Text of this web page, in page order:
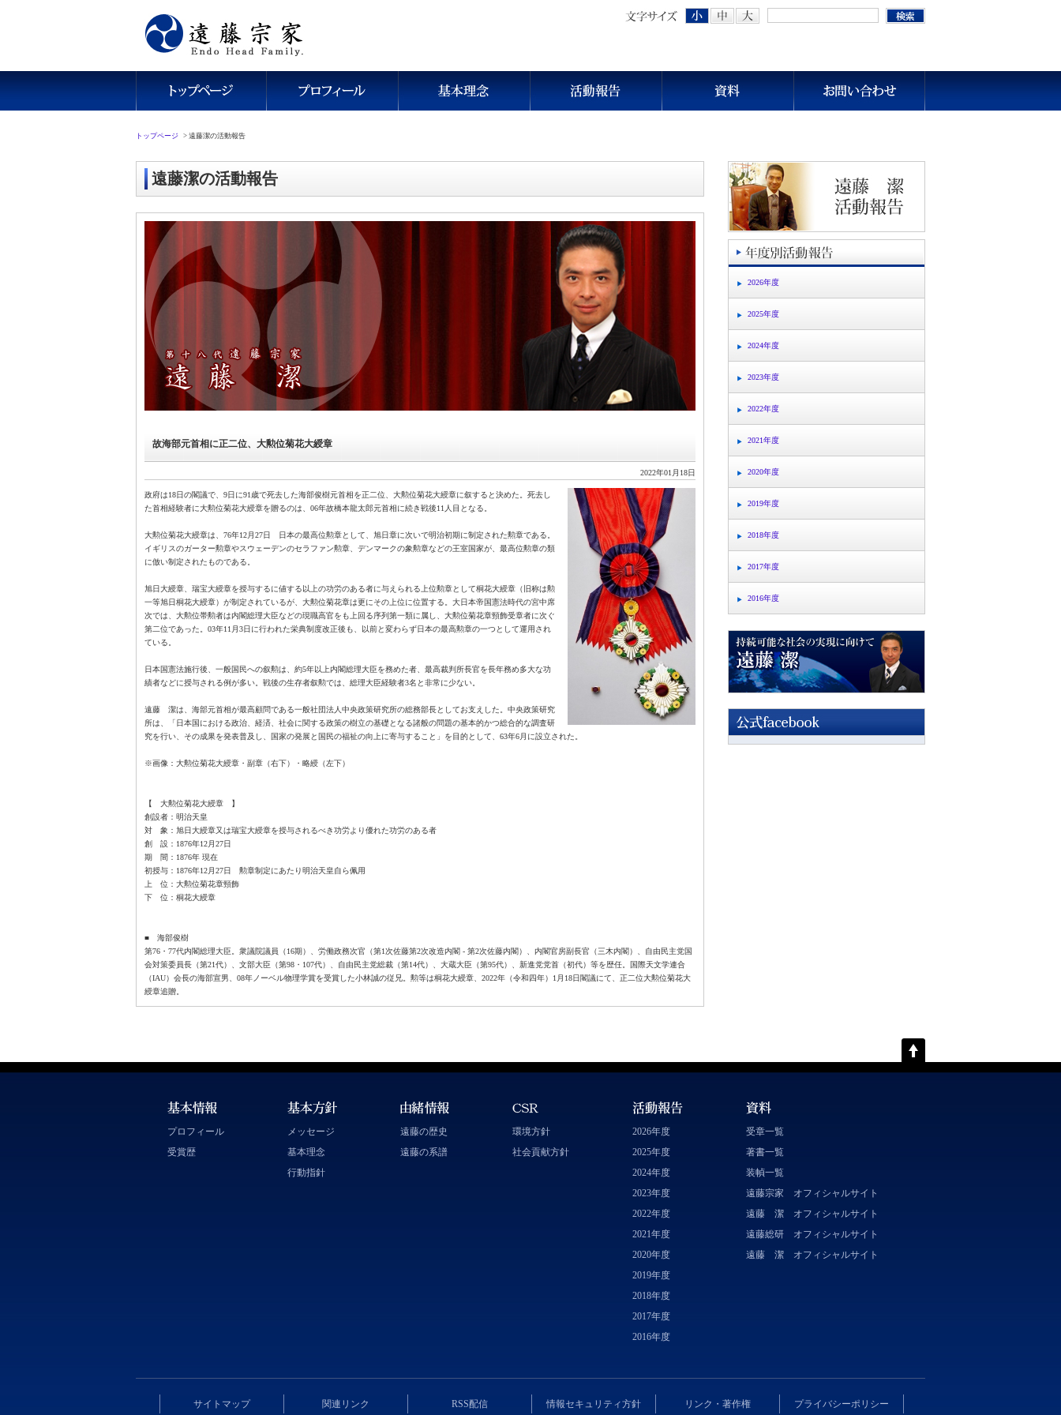
トップページ > 遠藤潔の活動報告
2026年度
2025年度
2024年度
2023年度
2022年度
2021年度
2020年度
2019年度
2018年度
2017年度
2016年度
遠藤潔の活動報告
故海部元首相に正二位、大勲位菊花大綬章
2022年01月18日
政府は18日の閣議で、9日に91歳で死去した海部俊樹元首相を正二位、大勲位菊花大綬章に叙すると決めた。死去し
た首相経験者に大勲位菊花大綬章を贈るのは、06年故橋本龍太郎元首相に続き戦後11人目となる。
大勲位菊花大綬章は、76年12月27日 日本の最高位勲章として、旭日章に次いで明治初期に制定された勲章である。
イギリスのガーター勲章やスウェーデンのセラファン勲章、デンマークの象勲章などの王室国家が、最高位勲章の類
に倣い制定されたものである。
旭日大綬章、瑞宝大綬章を授与するに値する以上の功労のある者に与えられる上位勲章として桐花大綬章（旧称は勲
一等旭日桐花大綬章）が制定されているが、大勲位菊花章は更にその上位に位置する。大日本帝国憲法時代の宮中席
次では、大勲位帯勲者は内閣総理大臣などの現職高官をも上回る序列第一類に属し、大勲位菊花章頸飾受章者に次ぐ
第二位であった。03年11月3日に行われた栄典制度改正後も、以前と変わらず日本の最高勲章の一つとして運用され
ている。
日本国憲法施行後、一般国民への叙勲は、約5年以上内閣総理大臣を務めた者、最高裁判所長官を長年務め多大な功
績者などに授与される例が多い。戦後の生存者叙勲では、総理大臣経験者3名と非常に少ない。
遠藤 潔は、海部元首相が最高顧問である一般社団法人中央政策研究所の総務部長としてお支えした。中央政策研究
所は、「日本国における政治、経済、社会に関する政策の樹立の基礎となる諸般の問題の基本的かつ総合的な調査研
究を行い、その成果を発表普及し、国家の発展と国民の福祉の向上に寄与すること」を目的として、63年6月に設立された。
※画像：大勲位菊花大綬章・副章（右下）・略綬（左下）
【 大勲位菊花大綬章 】
創設者：明治天皇
対 象：旭日大綬章又は瑞宝大綬章を授与されるべき功労より優れた功労のある者
創 設：1876年12月27日
期 間：1876年 現在
初授与：1876年12月27日 勲章制定にあたり明治天皇自ら佩用
上 位：大勲位菊花章頸飾
下 位：桐花大綬章
■ 海部俊樹
第76・77代内閣総理大臣。衆議院議員（16期）、労働政務次官（第1次佐藤第2次改造内閣 - 第2次佐藤内閣）、内閣官房副長官（三木内閣）、自由民主党国
会対策委員長（第21代）、文部大臣（第98・107代）、自由民主党総裁（第14代）、大蔵大臣（第95代）、新進党党首（初代）等を歴任。国際天文学連合
（IAU）会長の海部宣男、08年ノーベル物理学賞を受賞した小林誠の従兄。勲等は桐花大綬章、2022年（令和四年）1月18日閣議にて、正二位大勲位菊花大
綬章追贈。
プロフィール
受賞歴
メッセージ
基本理念
行動指針
遠藤の歴史
遠藤の系譜
環境方針
社会貢献方針
2026年度
2025年度
2024年度
2023年度
2022年度
2021年度
2020年度
2019年度
2018年度
2017年度
2016年度
受章一覧
著書一覧
装幀一覧
遠藤宗家 オフィシャルサイト
遠藤 潔 オフィシャルサイト
遠藤総研 オフィシャルサイト
遠藤 潔 オフィシャルサイト
サイトマップ 関連リンク RSS配信 情報セキュリティ方針 リンク・著作権 プライバシーポリシー